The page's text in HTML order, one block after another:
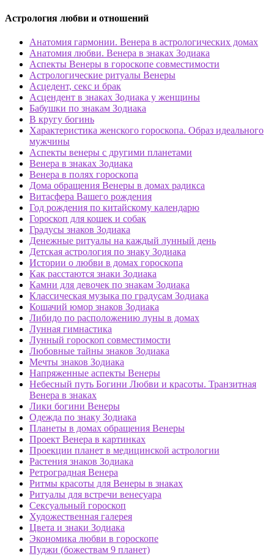
Астрология любви и отношений
Анатомия гармонии. Венера в астрологических домах
Анатомия любви. Венера в знаках Зодиака
Аспекты Венеры в гороскопе совместимости
Астрологические ритуалы Венеры
Асцедент, секс и брак
Асцендент в знаках Зодиака у женщины
Бабушки по знакам Зодиака
В кругу богинь
Характеристика женского гороскопа. Образ идеального
мужчины
Аспекты венеры с другими планетами
Венера в знаках Зодиака
Венера в полях гороскопа
Дома обращения Венеры в домах радикса
Витасфера Вашего рождения
Год рождения по китайскому календарю
Гороскоп для кошек и собак
Градусы знаков Зодиака
Денежные ритуалы на каждый лунный день
Детская астрология по знаку Зодиака
Истории о любви в домах гороскопа
Как расстаются знаки Зодиака
Камни для девочек по знакам Зодиака
Классическая музыка по градусам Зодиака
Кошачий юмор знаков Зодиака
Либидо по расположению луны в домах
Лунная гимнастика
Лунный гороскоп совместимости
Любовные тайны знаков Зодиака
Мечты знаков Зодиака
Напряженные аспекты Венеры
Небесный путь Богини Любви и красоты. Транзитная
Венера в знаках
Лики богини Венеры
Одежда по знаку Зодиака
Планеты в домах обращения Венеры
Проект Венера в картинках
Проекции планет в медицинской астрологии
Растения знаков Зодиака
Ретроградная Венера
Ритмы красоты для Венеры в знаках
Ритуалы для встречи венесуара
Сексуальный гороскоп
Художественная галерея
Цвета и знаки Зодиака
Экономика любви в гороскопе
Пуджи (божествам 9 планет)